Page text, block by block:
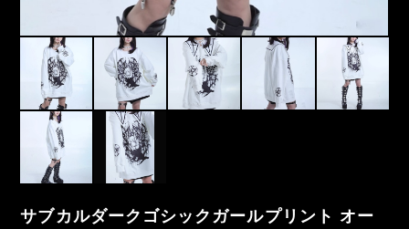
サブカルダークゴシックガールプリント オー